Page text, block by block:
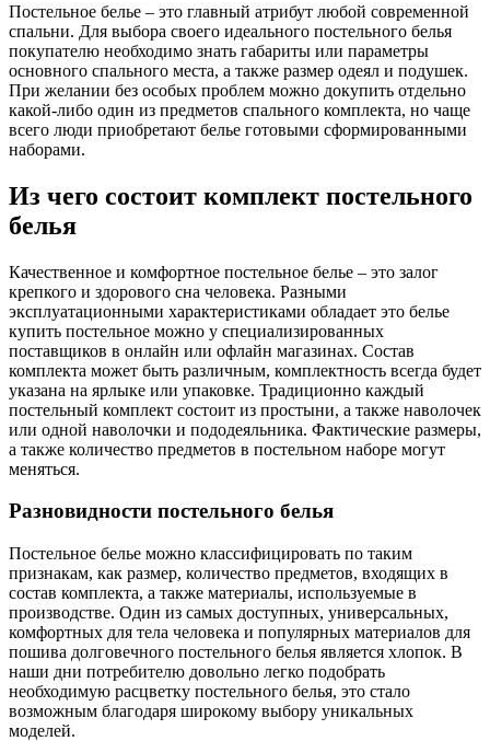
Постельное белье – это главный атрибут любой современной
спальни. Для выбора своего идеального постельного белья
покупателю необходимо знать габариты или параметры
основного спального места, а также размер одеял и подушек.
При желании без особых проблем можно докупить отдельно
какой-либо один из предметов спального комплекта, но чаще
всего люди приобретают белье готовыми сформированными
наборами.
Из чего состоит комплект постельного
белья
Качественное и комфортное постельное белье – это залог
крепкого и здорового сна человека. Разными
эксплуатационными характеристиками обладает это белье
купить постельное можно у специализированных
поставщиков в онлайн или офлайн магазинах. Состав
комплекта может быть различным, комплектность всегда будет
указана на ярлыке или упаковке. Традиционно каждый
постельный комплект состоит из простыни, а также наволочек
или одной наволочки и пододеяльника. Фактические размеры,
а также количество предметов в постельном наборе могут
меняться.
Разновидности постельного белья
Постельное белье можно классифицировать по таким
признакам, как размер, количество предметов, входящих в
состав комплекта, а также материалы, используемые в
производстве. Один из самых доступных, универсальных,
комфортных для тела человека и популярных материалов для
пошива долговечного постельного белья является хлопок. В
наши дни потребителю довольно легко подобрать
необходимую расцветку постельного белья, это стало
возможным благодаря широкому выбору уникальных
моделей.